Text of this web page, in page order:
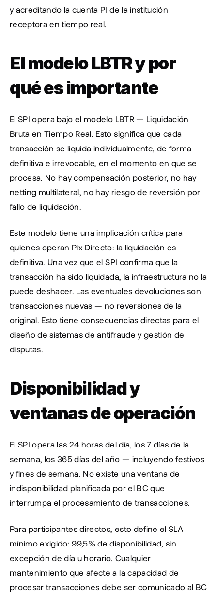
y acreditando la cuenta PI de la institución
receptora en tiempo real.
El modelo LBTR y por
qué es importante
El SPI opera bajo el modelo LBTR — Liquidación
Bruta en Tiempo Real. Esto significa que cada
transacción se liquida individualmente, de forma
definitiva e irrevocable, en el momento en que se
procesa. No hay compensación posterior, no hay
netting multilateral, no hay riesgo de reversión por
fallo de liquidación.
Este modelo tiene una implicación crítica para
quienes operan Pix Directo: la liquidación es
definitiva. Una vez que el SPI confirma que la
transacción ha sido liquidada, la infraestructura no la
puede deshacer. Las eventuales devoluciones son
transacciones nuevas — no reversiones de la
original. Esto tiene consecuencias directas para el
diseño de sistemas de antifraude y gestión de
disputas.
Disponibilidad y
ventanas de operación
El SPI opera las 24 horas del día, los 7 días de la
semana, los 365 días del año — incluyendo festivos
y fines de semana. No existe una ventana de
indisponibilidad planificada por el BC que
interrumpa el procesamiento de transacciones.
Para participantes directos, esto define el SLA
mínimo exigido: 99,5% de disponibilidad, sin
excepción de día u horario. Cualquier
mantenimiento que afecte a la capacidad de
procesar transacciones debe ser comunicado al BC